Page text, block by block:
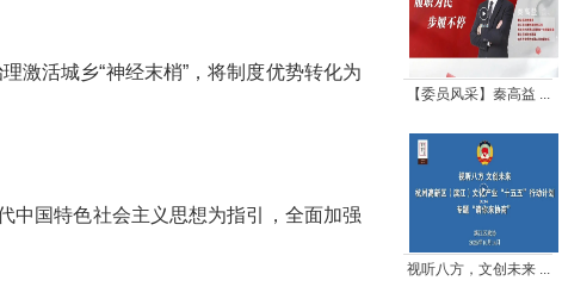
激活城乡“神经末梢”，将制度优势转化为
中国特色社会主义思想为指引，全面加强
【委员风采】秦高益 ...
视听八方，文创未来 ...